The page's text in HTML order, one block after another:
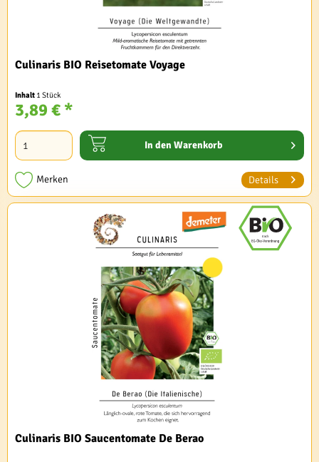
Culinaris BIO Reisetomate Voyage
Inhalt 1 Stück
3,89 € *
In den Warenkorb
Merken Details
Culinaris BIO Saucentomate De Berao